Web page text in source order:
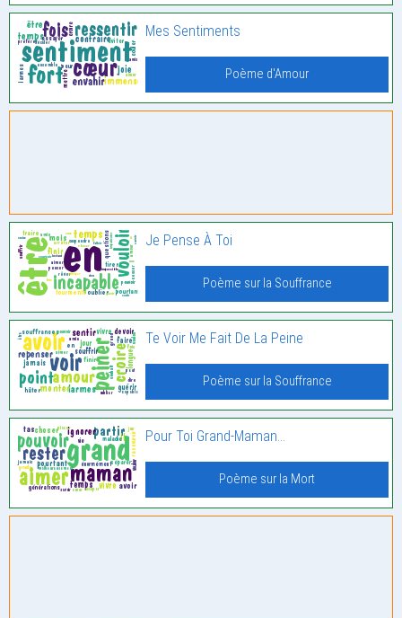
Mes Sentiments
Poème d'Amour
Je Pense À Toi
Poème sur la Souffrance
Te Voir Me Fait De La Peine
Poème sur la Souffrance
Pour Toi Grand-Maman…
Poème sur la Mort